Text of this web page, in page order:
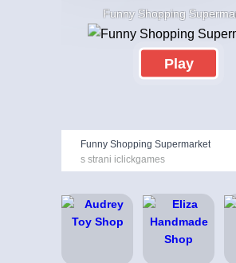
Funny Shopping
Play
Funny Shopping Supermarket
s strani iclickgames